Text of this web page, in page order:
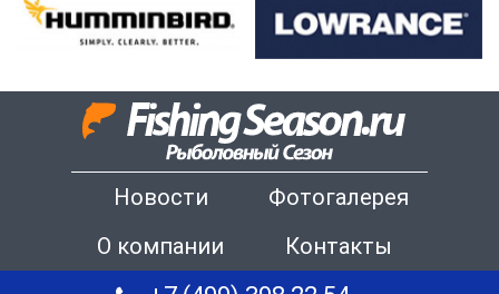
Новости
Фотогалерея
О компании
Контакты